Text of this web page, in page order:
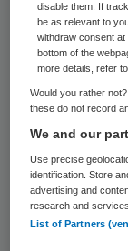
In
vrouwen
bevallen bij
risico op
naar de
dat de
goede
hoogleraar
disable them. If
be as relevant to
withdraw consent
bottom of the
more details, refer
Would you rather
these do not record
We and our
Use precise
identification. Store
advertising and
research and
List of Partners